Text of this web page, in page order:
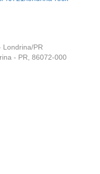
Londrina/PR
- PR, 86072-000